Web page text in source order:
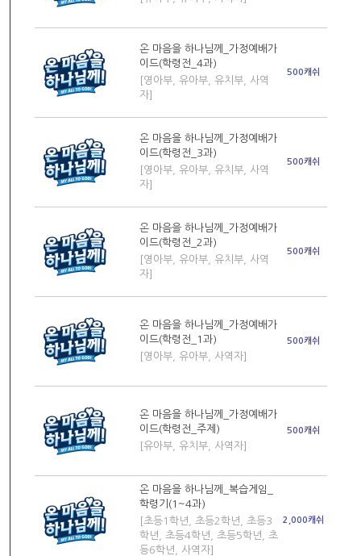
온 마음을 하나님께_가정예배가
이드(학령전_4과)
[영아부, 유아부, 유치부, 사역
자]
500캐쉬
온 마음을 하나님께_가정예배가
이드(학령전_3과)
[영아부, 유아부, 유치부, 사역
자]
500캐쉬
온 마음을 하나님께_가정예배가
이드(학령전_2과)
[영아부, 유아부, 유치부, 사역
자]
500캐쉬
온 마음을 하나님께_가정예배가
이드(학령전_1과)
[영아부, 유아부, 사역자]
500캐쉬
온 마음을 하나님께_가정예배가
이드(학령전_주제)
[유아부, 유치부, 사역자]
500캐쉬
온 마음을 하나님께_복습게임_
학령기(1~4과)
[초등1학년, 초등2학년, 초등3
학년, 초등4학년, 초등5학년, 초
등6학년, 사역자]
2,000캐쉬